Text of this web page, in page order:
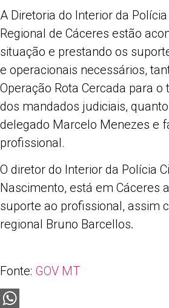
A Diretoria do Interior da
Regional de Cáceres estão
situação e prestando os
e operacionais necessários,
Operação Rota Cercada para
dos mandados judiciais,
delegado Marcelo Menezes e
profissional.
O diretor do Interior da Polícia
Nascimento, está em Cáceres
suporte ao profissional, assim
regional Bruno Barcellos.
Fonte: GOV MT